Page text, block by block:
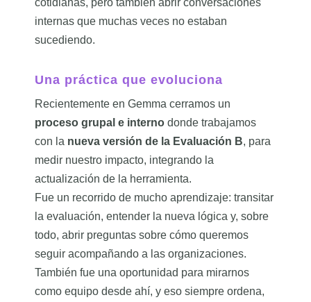
cotidianas, pero también abrir conversaciones
internas que muchas veces no estaban
sucediendo.
Una práctica que evoluciona
Recientemente en Gemma cerramos un
proceso grupal e internodonde trabajamos
con la nueva versión de la Evaluación B, para
medir nuestro impacto, integrando la
actualización de la herramienta.
Fue un recorrido de mucho aprendizaje: transitar
la evaluación, entender la nueva lógica y, sobre
todo, abrir preguntas sobre cómo queremos
seguir acompañando a las organizaciones.
También fue una oportunidad para mirarnos
como equipo desde ahí, y eso siempre ordena,